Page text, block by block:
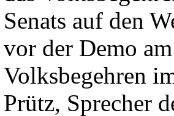
Senats auf den
vor der Demo
Volksbegehren
Prütz, Sprecher